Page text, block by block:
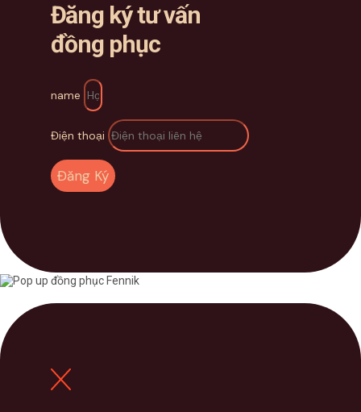
Đăng ký tư vấn
đồng phục
name
Điện thoại
Đăng Ký